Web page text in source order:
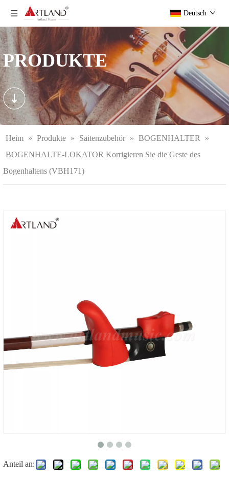
Deutsch
PRODUKTE
Heim » Produkte » Saitenzubehör » BOGENHALTER
»
BOGENHALTE-LOKATOR Korrigieren Sie die Geste des
Bogenhaltens (VBH171)
Anteil an: